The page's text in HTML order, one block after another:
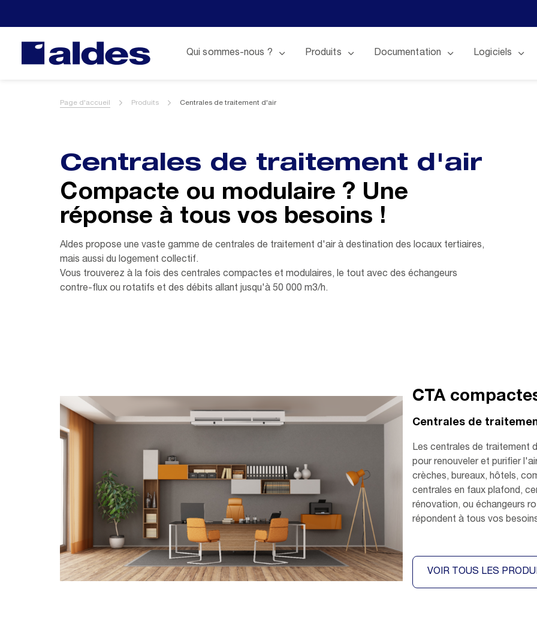
Qui sommes-nous ? Produits Documentation Logiciels
Page d'accueil Produits Centrales de traitement d'air
Centrales de traitement d'air
Compacte ou modulaire ? Une
réponse à tous vos besoins !
Aldes propose une vaste gamme de centrales de traitement d'air à destination des locaux tertiaires,
mais aussi du logement collectif.
Vous trouverez à la fois des centrales compactes et modulaires, le tout avec des échangeurs
contre-flux ou rotatifs et des débits allant jusqu'à 50 000 m3/h.
CTA
Centrales de
Les centrales de traitement
pour renouveler et purifier
crèches, bureaux, hôtels,
centrales en faux plafond,
rénovation, ou échangeurs
répondent à tous vos
VOIR TOUS LES